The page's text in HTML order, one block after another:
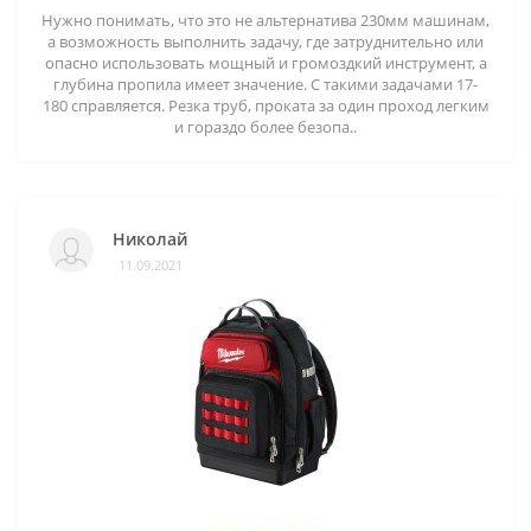
Нужно понимать, что это не альтернатива 230мм машинам,
а возможность выполнить задачу, где затруднительно или
опасно использовать мощный и громоздкий инструмент, а
глубина пропила имеет значение. С такими задачами 17-
180 справляется. Резка труб, проката за один проход легким
и гораздо более безопа..
Николай
11.09.2021